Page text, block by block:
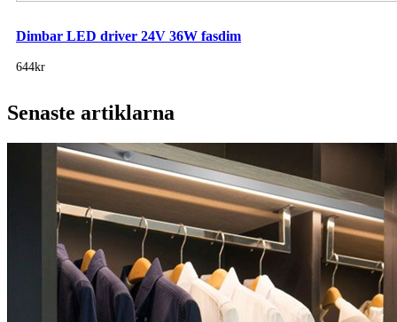
Dimbar LED driver 24V 36W fasdim
644kr
Senaste artiklarna